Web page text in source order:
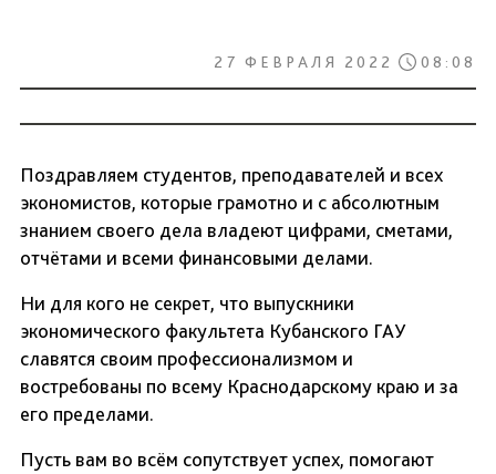
27 ФЕВРАЛЯ 2022 08:08
Поздравляем студентов, преподавателей и всех
экономистов, которые грамотно и с абсолютным
знанием своего дела владеют цифрами, сметами,
отчётами и всеми финансовыми делами.
Ни для кого не секрет, что выпускники
экономического факультета Кубанского ГАУ
славятся своим профессионализмом и
востребованы по всему Краснодарскому краю и за
его пределами.
Пусть вам во всём сопутствует успех, помогают